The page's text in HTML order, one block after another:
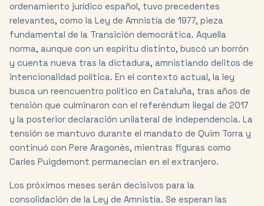
ordenamiento jurídico español, tuvo precedentes
relevantes, como la Ley de Amnistía de 1977, pieza
fundamental de la Transición democrática. Aquella
norma, aunque con un espíritu distinto, buscó un borrón
y cuenta nueva tras la dictadura, amnistiando delitos de
intencionalidad política. En el contexto actual, la ley
busca un reencuentro político en Cataluña, tras años de
tensión que culminaron con el referéndum ilegal de 2017
y la posterior declaración unilateral de independencia. La
tensión se mantuvo durante el mandato de Quim Torra y
continuó con Pere Aragonès, mientras figuras como
Carles Puigdemont permanecían en el extranjero.
Los próximos meses serán decisivos para la
consolidación de la Ley de Amnistía. Se esperan las